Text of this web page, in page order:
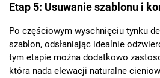
Etap 5: Usuwanie szablonu i
Po częściowym wyschnięciu tynku
szablon, odsłaniając idealnie
tym etapie można dodatkowo
która nada elewacji naturalne